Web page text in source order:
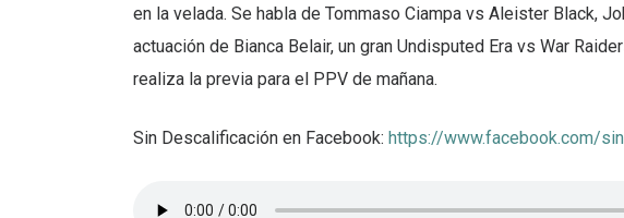
en la velada. Se habla de Tommaso Ciampa vs Aleister Black,
actuación de Bianca Belair, un gran Undisputed Era vs War
realiza la previa para el PPV de mañana.
Sin Descalificación en Facebook: https://www.facebook.com/